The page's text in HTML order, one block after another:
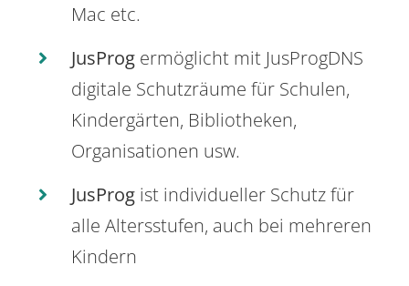
Mac etc.
JusProg ermöglicht mit JusProgDNS
digitale Schutzräume für Schulen,
Kindergärten, Bibliotheken,
Organisationen usw.
JusProg ist individueller Schutz für
alle Altersstufen, auch bei mehreren
Kindern